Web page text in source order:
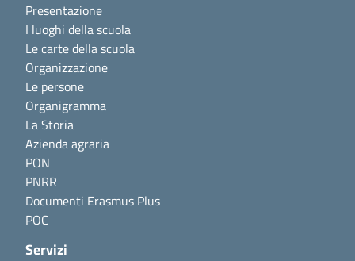
Presentazione
I luoghi della scuola
Le carte della scuola
Organizzazione
Le persone
Organigramma
La Storia
Azienda agraria
PON
PNRR
Documenti Erasmus Plus
POC
Servizi